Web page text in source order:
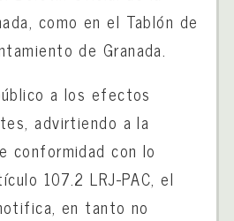
como en el Tablón de
de Granada.
a los efectos
advirtiendo a la
conformidad con lo
107.2 LRJ-PAC, el
en tanto no